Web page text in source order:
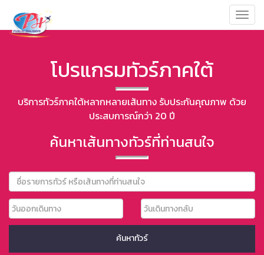
โปรแกรมทัวร์ภาคใต้
บริการทัวร์ภาคใต้หลากหลายเส้นทาง รับประกันคุณภาพ ด้วย
ประสบการณ์กว่า 20 ปี
ค้นหาเส้นทางทัวร์ที่ท่านสนใจ